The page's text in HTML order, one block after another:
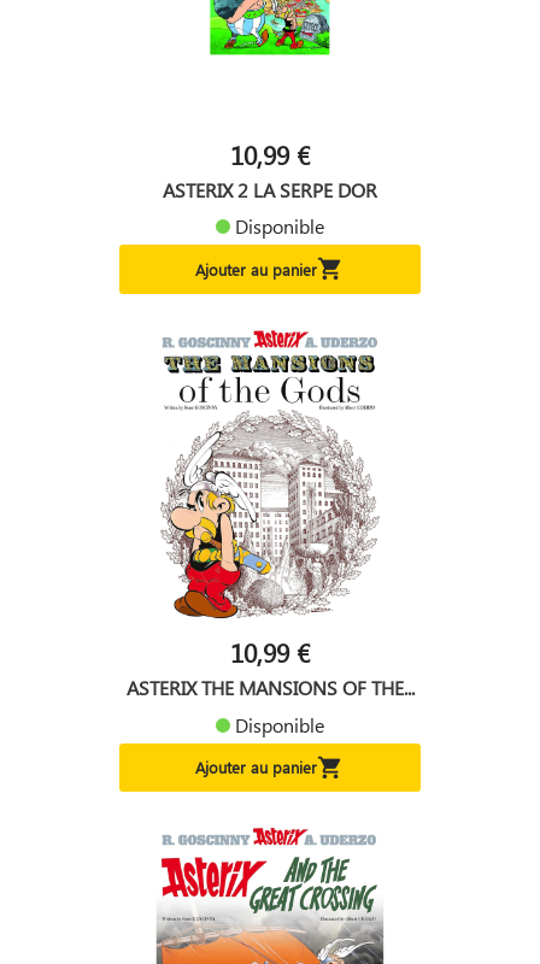
10,99 €
ASTERIX 2 LA SERPE DOR
Disponible
Ajouter au panier
10,99 €
ASTERIX THE MANSIONS OF THE...
Disponible
Ajouter au panier